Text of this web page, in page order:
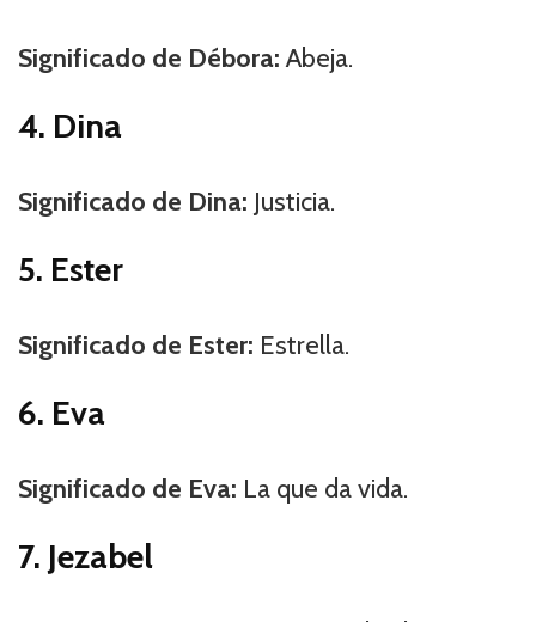
Significado de Débora:Abeja.
4. Dina
Significado de Dina: Justicia.
5. Ester
Significado de Ester: Estrella.
6. Eva
Significado de Eva: La que da vida.
7. Jezabel